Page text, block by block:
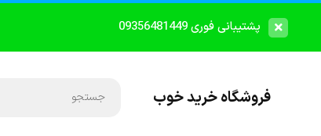
پشتیبانی فوری 09356481449
فروشگاه خرید خوب